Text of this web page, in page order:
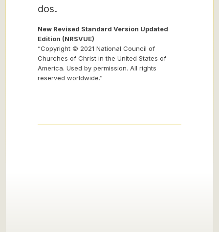
dos.
New Revised Standard Version Updated
Edition (NRSVUE)
“Copyright © 2021 National Council of
Churches of Christ in the United States of
America. Used by permission. All rights
reserved worldwide.”